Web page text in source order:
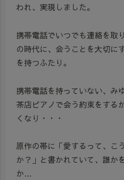
われ、実現しました。
携帯電話でいつでも連絡を取
の時代に、会うことを大切に
を持つふたり。
携帯電話を持っていない、み
茶店ピアノで会う約束をする
くなり・・・
原作の帯に「愛するって、こ
か？」と書かれていて、誰か
か…